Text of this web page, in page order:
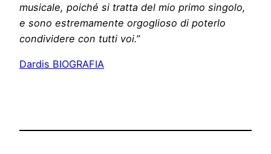
musicale, poiché si tratta del mio primo singolo,
e sono estremamente orgoglioso di poterlo
condividere con tutti voi.”
Dardis BIOGRAFIA